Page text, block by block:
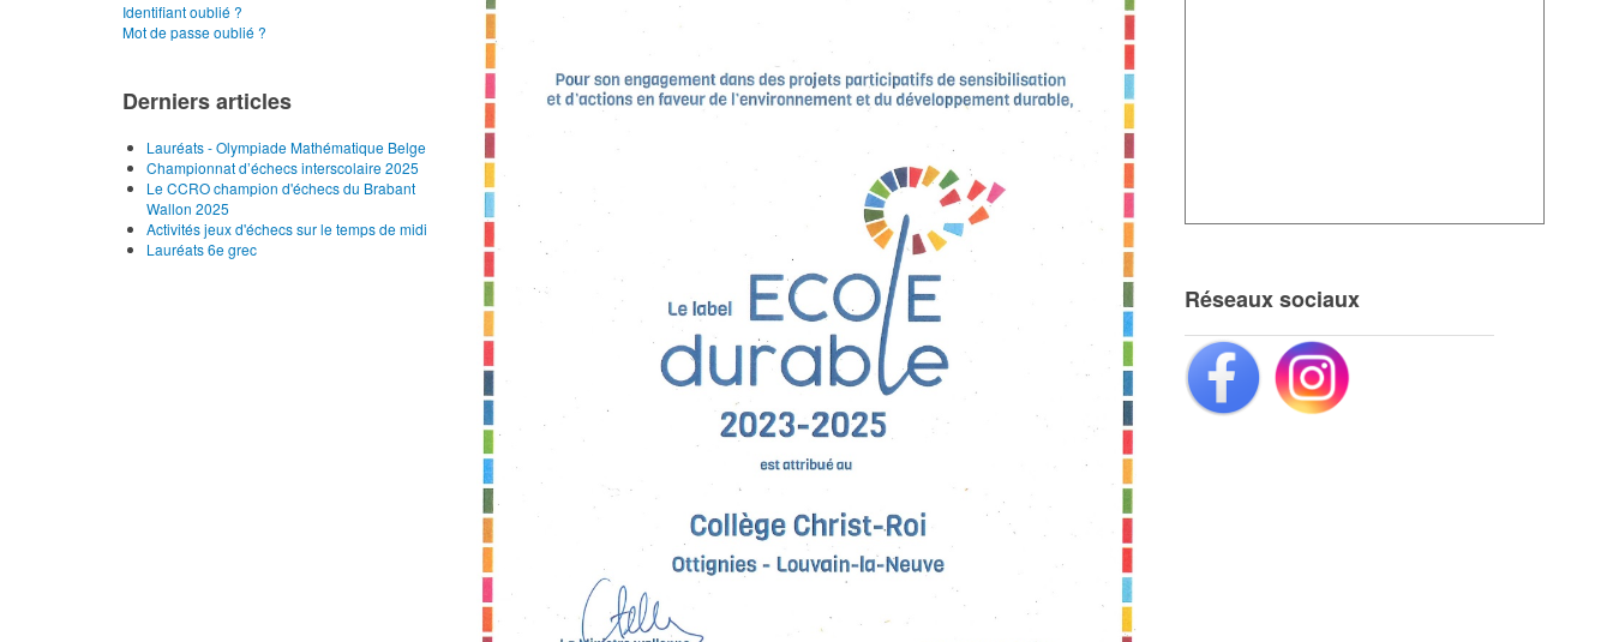
Identifiant oublié ?
Mot de passe oublié ?
Derniers articles
Lauréats - Olympiade Mathématique Belge
Championnat d’échecs interscolaire 2025
Le CCRO champion d'échecs du Brabant
Wallon 2025
Activités jeux d'échecs sur le temps de midi
Lauréats 6e grec
Réseaux sociaux